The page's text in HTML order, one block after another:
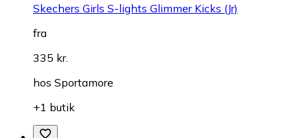
Skechers Girls S-lights Glimmer Kicks (Jr)
fra
335 kr.
hos Sportamore
+1 butik